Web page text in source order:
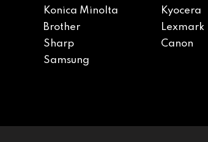
Konica Minolta
Kyocera
Brother
Lexmark
Sharp
Canon
Samsung